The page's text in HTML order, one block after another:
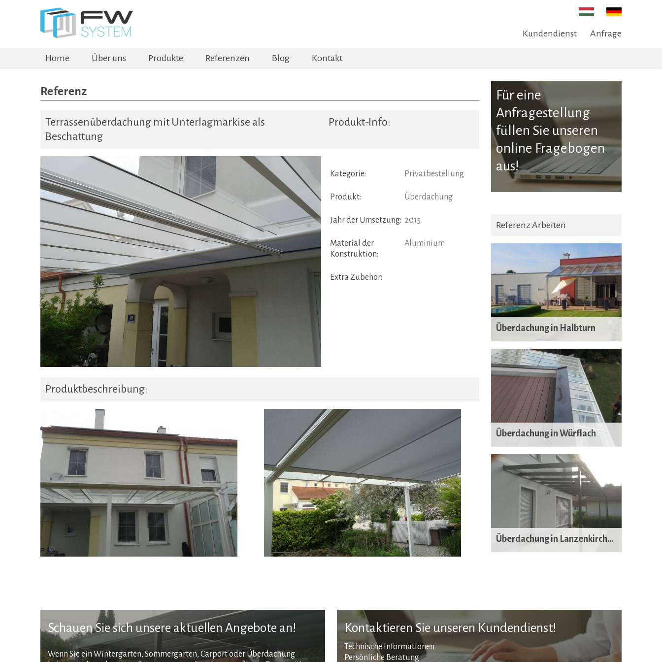
Kundendienst Anfrage
Home Über uns Produkte Referenzen Blog Kontakt
Referenz
Terrassenüberdachung mit Unterlagmarkise als
Beschattung
Produkt-Info:
Kategorie: Privatbestellung
Produkt: Überdachung
Jahr der Umsetzung: 2015
Material der
Konstruktion:
Aluminium
Extra Zubehör:
Produktbeschreibung:
Für eine
Anfragestellung
füllen Sie unseren
online Fragebogen
aus!
Referenz Arbeiten
Überdachung in Halbturn
Überdachung in Würflach
Überdachung in Lanzenkirchen
Schauen Sie sich unsere aktuellen Angebote an!
Wenn Sie ein Wintergarten, Sommergarten, Carport oder Überdachung
Kontaktieren Sie unseren Kundendienst!
Technische Informationen
Persönliche Beratung